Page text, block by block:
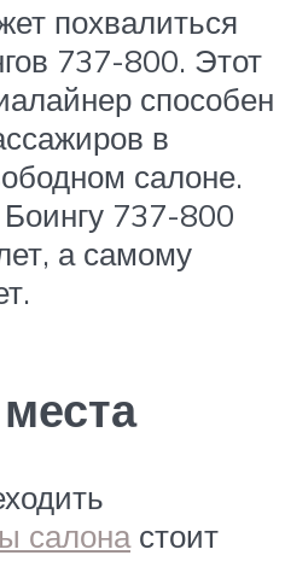
похвалиться
737-800. Этот
способен
в
салоне.
737-800
а самому
салонастоит